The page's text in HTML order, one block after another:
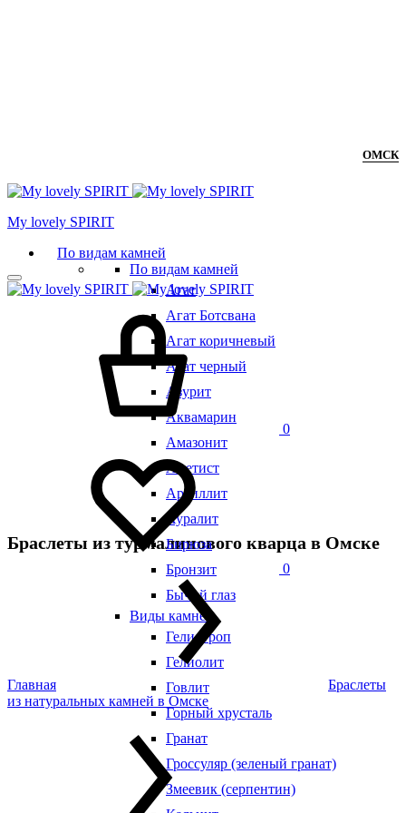
ОМСК
Мy lovely SPIRIT
По видам камней
По видам камней
Агат
Агат Ботсвана
Агат коричневый
Агат черный
Азурит
Аквамарин
Амазонит
Аметист
Аргиллит
Ауралит
Бирюза
Бронзит
Бычий глаз
Виды камней
Гелиотроп
Гелиолит
Говлит
Горный хрусталь
Гранат
Гроссуляр (зеленый гранат)
Змеевик (серпентин)
0
0
Браслеты из турмалинового кварца в Омске
Главная
Браслеты
из натуральных камней в Омске